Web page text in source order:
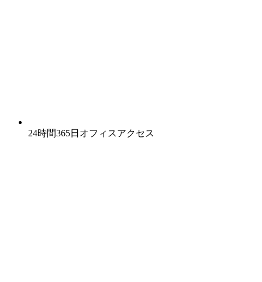
24時間365日オフィスアクセス